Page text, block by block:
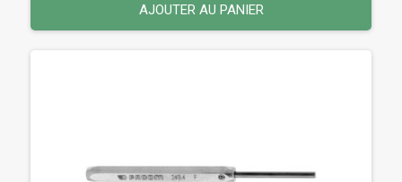
AJOUTER AU PANIER